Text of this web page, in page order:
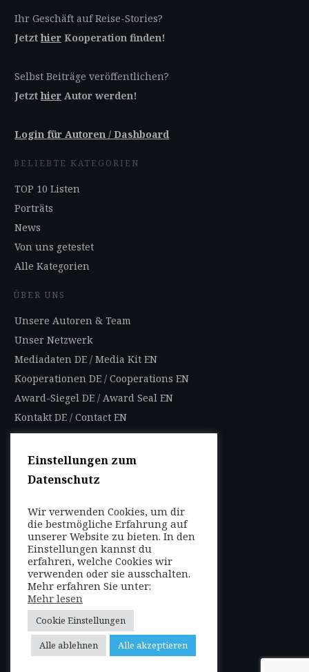
Ihr Geschäft auf Reise-Stories?
Jetzthier Kooperation finden!
Selbst Beiträge veröffentlichen?
Jetzthier Autor werden!
Login für Autoren / Dashboard
BELIEBTE KATEGORIEN
TOP 10 Listen
Porträts
News
Von uns getestet
Alle Kategorien
ÜBER UNS
Unsere Autoren & Team
Unser Netzwerk
Mediadaten DE / Media Kit EN
Kooperationen DE / Cooperations EN
Award-Siegel DE / Award Seal EN
Kontakt DE / Contact EN
Impressum
Datenschutzbestimmungen
Nutzungsbedingungen
FOLGEN SIE UNS
Entdecken Sie weltweit
mit uns die Highlights in
jeder Region als Local
oder auf Reisen!
Einstellungen zum
Datenschutz
Wir verwenden Cookies, um dir
die bestmögliche Erfahrung auf
unserer Website zu bieten. In den
Einstellungen kannst du
erfahren, welche Cookies wir
verwenden oder sie ausschalten.
Mehr erfahren Sie unter:
Mehr lesen
Cookie Einstellungen
Alle ablehnen
Alle akzeptieren